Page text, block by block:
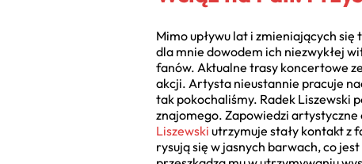
Mimo upływu lat i zmieniających
dla mnie dowodem ich niezwykłej
fanów. Aktualne trasy koncertowe
akcji. Artysta nieustannie pracuje
tak pokochaliśmy. Radek Liszewski
znajomego. Zapowiedzi artystyczne
Liszewski utrzymuje stały kontakt z
rysują się w jasnych barwach, co